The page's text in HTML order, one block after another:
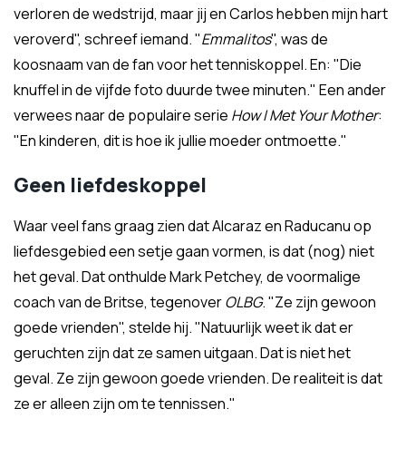
verloren de wedstrijd, maar jij en Carlos hebben mijn hart
veroverd", schreef iemand. "Emmalitos", was de
koosnaam van de fan voor het tenniskoppel. En: "Die
knuffel in de vijfde foto duurde twee minuten." Een ander
verwees naar de populaire serie How I Met Your Mother:
"En kinderen, dit is hoe ik jullie moeder ontmoette."
Geen liefdeskoppel
Waar veel fans graag zien dat Alcaraz en Raducanu op
liefdesgebied een setje gaan vormen, is dat (nog) niet
het geval. Dat onthulde Mark Petchey, de voormalige
coach van de Britse, tegenoverOLBG. "Ze zijn gewoon
goede vrienden", stelde hij. "Natuurlijk weet ik dat er
geruchten zijn dat ze samen uitgaan. Dat is niet het
geval. Ze zijn gewoon goede vrienden. De realiteit is dat
ze er alleen zijn om te tennissen."